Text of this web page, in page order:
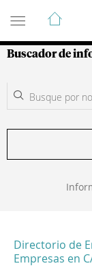
Guía de
Buscador de
Directorio de
Empresas en